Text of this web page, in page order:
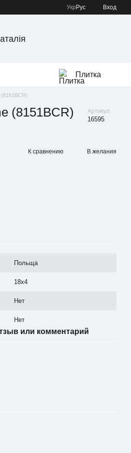
Укр Рус Вход
Плитка
(8151BCR) Артикул
16595
К сравнению В желания
Польща
18x4
Нет
Нет
или комментарий